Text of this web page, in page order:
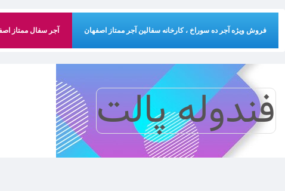
فروش ویژه آجر ده سوراخ ، کارخانه سفالین آجر ممتاز اصفهان آجر سفال ممتاز
فندوله پالت